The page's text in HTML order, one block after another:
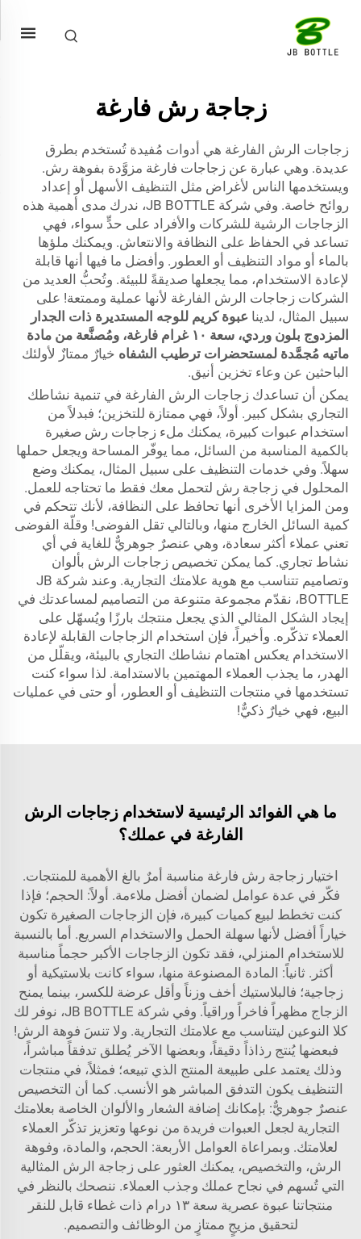
زجاجة رش فارغة
زجاجات الرش الفارغة هي أدوات مُفيدة تُستخدم بطرق
عديدة. وهي عبارة عن زجاجات فارغة مزوَّدة بفوهة رش.
ويستخدمها الناس لأغراض مثل التنظيف الأسهل أو إعداد
روائح خاصة. وفي شركة JB BOTTLE، ندرك مدى أهمية هذه
الزجاجات الرشية للشركات والأفراد على حدٍّ سواء، فهي
تساعد في الحفاظ على النظافة والانتعاش. ويمكنك ملؤها
بالماء أو مواد التنظيف أو العطور. وأفضل ما فيها أنها قابلة
لإعادة الاستخدام، مما يجعلها صديقةً للبيئة. وتُحبُّ العديد من
الشركات زجاجات الرش الفارغة لأنها عملية وممتعة! على
سبيل المثال، لدينا عبوة كريم للوجه المستديرة ذات الجدار
المزدوج بلون وردي، سعة ١٠ غرام فارغة، ومُصنَّعة من مادة
ماتيه مُجمَّدة لمستحضرات ترطيب الشفاه خيارٌ ممتازٌ لأولئك
الباحثين عن وعاء تخزين أنيق.
يمكن أن تساعدك زجاجات الرش الفارغة في تنمية نشاطك
التجاري بشكل كبير. أولاً، فهي ممتازة للتخزين؛ فبدلاً من
استخدام عبوات كبيرة، يمكنك ملء زجاجات رش صغيرة
بالكمية المناسبة من السائل، مما يوفّر المساحة ويجعل حملها
سهلاً. وفي خدمات التنظيف على سبيل المثال، يمكنك وضع
المحلول في زجاجة رش لتحمل معك فقط ما تحتاجه للعمل.
ومن المزايا الأخرى أنها تحافظ على النظافة، لأنك تتحكم في
كمية السائل الخارج منها، وبالتالي تقل الفوضى! وقلّة الفوضى
تعني عملاء أكثر سعادة، وهي عنصرٌ جوهريٌّ للغاية في أي
نشاط تجاري. كما يمكن تخصيص زجاجات الرش بألوان
وتصاميم تتناسب مع هوية علامتك التجارية. وعند شركة JB
BOTTLE، نقدّم مجموعة متنوعة من التصاميم لمساعدتك في
إيجاد الشكل المثالي الذي يجعل منتجك بارزًا ويُسهّل على
العملاء تذكّره. وأخيراً، فإن استخدام الزجاجات القابلة لإعادة
الاستخدام يعكس اهتمام نشاطك التجاري بالبيئة، ويقلّل من
الهدر، ما يجذب العملاء المهتمين بالاستدامة. لذا سواء كنت
تستخدمها في منتجات التنظيف أو العطور، أو حتى في عمليات
البيع، فهي خيارٌ ذكيٌّ!
ما هي الفوائد الرئيسية لاستخدام زجاجات الرش
الفارغة في عملك؟
اختيار زجاجة رش فارغة مناسبة أمرٌ بالغ الأهمية للمنتجات.
فكّر في عدة عوامل لضمان أفضل ملاءمة. أولاً: الحجم؛ فإذا
كنت تخطط لبيع كميات كبيرة، فإن الزجاجات الصغيرة تكون
خياراً أفضل لأنها سهلة الحمل والاستخدام السريع. أما بالنسبة
للاستخدام المنزلي، فقد تكون الزجاجات الأكبر حجماً مناسبة
أكثر. ثانياً: المادة المصنوعة منها، سواء كانت بلاستيكية أو
زجاجية؛ فالبلاستيك أخف وزناً وأقل عرضة للكسر، بينما يمنح
الزجاج مظهراً فاخراً وراقياً. وفي شركة JB BOTTLE، نوفر لك
كلا النوعين ليتناسب مع علامتك التجارية. ولا تنسَ فوهة الرش!
فبعضها يُنتج رذاذاً دقيقاً، وبعضها الآخر يُطلق تدفقاً مباشراً،
وذلك يعتمد على طبيعة المنتج الذي تبيعه؛ فمثلاً، في منتجات
التنظيف يكون التدفق المباشر هو الأنسب. كما أن التخصيص
عنصرٌ جوهريٌّ: بإمكانك إضافة الشعار والألوان الخاصة بعلامتك
التجارية لجعل العبوات فريدة من نوعها وتعزيز تذكّر العملاء
لعلامتك. وبمراعاة العوامل الأربعة: الحجم، والمادة، وفوهة
الرش، والتخصيص، يمكنك العثور على زجاجة الرش المثالية
التي تُسهم في نجاح عملك وجذب العملاء. ننصحك بالنظر في
منتجاتنا عبوة عصرية سعة ١٣ درام ذات غطاء قابل للنقر
لتحقيق مزيجٍ ممتازٍ من الوظائف والتصميم.